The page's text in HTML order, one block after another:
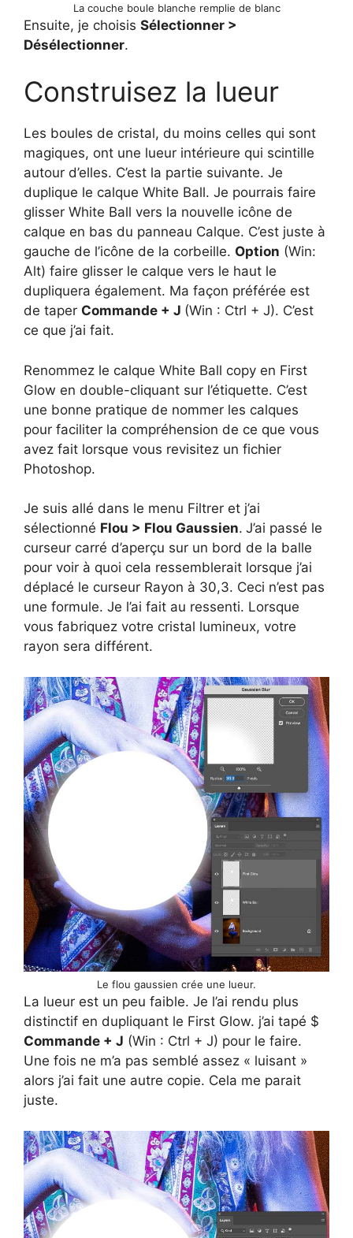
La couche boule blanche remplie de blanc
Ensuite, je choisis Sélectionner >
Désélectionner.
Construisez la lueur
Les boules de cristal, du moins celles qui sont
magiques, ont une lueur intérieure qui scintille
autour d’elles. C’est la partie suivante. Je
duplique le calque White Ball. Je pourrais faire
glisser White Ball vers la nouvelle icône de
calque en bas du panneau Calque. C’est juste à
gauche de l’icône de la corbeille. Option (Win:
Alt) faire glisser le calque vers le haut le
dupliquera également. Ma façon préférée est
de taper Commande + J (Win : Ctrl + J). C’est
ce que j’ai fait.
Renommez le calque White Ball copy en First
Glow en double-cliquant sur l’étiquette. C’est
une bonne pratique de nommer les calques
pour faciliter la compréhension de ce que vous
avez fait lorsque vous revisitez un fichier
Photoshop.
Je suis allé dans le menu Filtrer et j’ai
sélectionné Flou > Flou Gaussien. J’ai passé le
curseur carré d’aperçu sur un bord de la balle
pour voir à quoi cela ressemblerait lorsque j’ai
déplacé le curseur Rayon à 30,3. Ceci n’est pas
une formule. Je l’ai fait au ressenti. Lorsque
vous fabriquez votre cristal lumineux, votre
rayon sera différent.
Le flou gaussien crée une lueur.
La lueur est un peu faible. Je l’ai rendu plus
distinctif en dupliquant le First Glow. j’ai tapé $
Commande + J (Win : Ctrl + J) pour le faire.
Une fois ne m’a pas semblé assez « luisant »
alors j’ai fait une autre copie. Cela me parait
juste.